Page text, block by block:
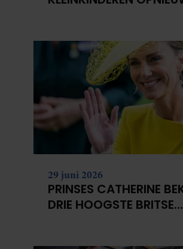
29 juni 2026
PRINSES CATHERINE
DRIE HOOGSTE BRITSE